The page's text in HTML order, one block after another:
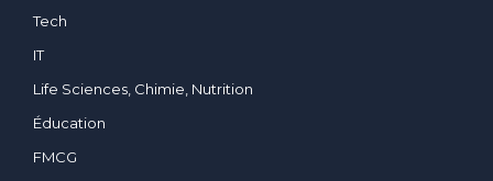
Tech
IT
Life Sciences, Chimie, Nutrition
Éducation
FMCG